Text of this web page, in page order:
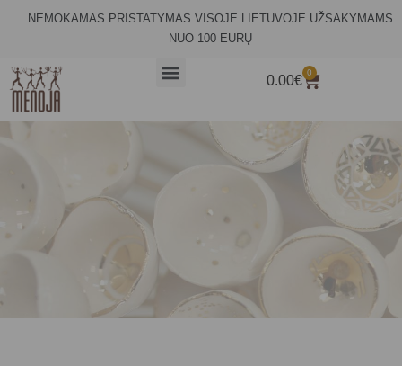
NEMOKAMAS PRISTATYMAS VISOJE LIETUVOJE UŽSAKYMAMS
NUO 100 EURŲ
0.00€
0